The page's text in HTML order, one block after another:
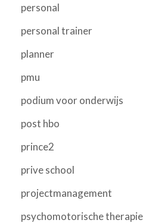
personal
personal trainer
planner
pmu
podium voor onderwijs
post hbo
prince2
prive school
projectmanagement
psychomotorische therapie